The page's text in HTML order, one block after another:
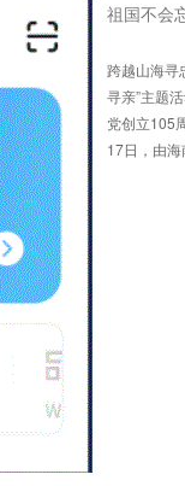
祖国不会
跨越山海寻
寻亲”主题
党创立105
17日，由海